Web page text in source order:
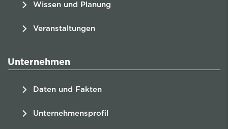
Wissen und Planung
Veranstaltungen
Unternehmen
Daten und Fakten
Unternehmensprofil